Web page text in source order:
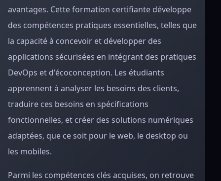
avantages. Cette formation certifiante développe
des compétences pratiques essentielles, telles que
la capacité à concevoir et développer des
applications sécurisées en intégrant des pratiques
DevOps et d'écoconception. Les étudiants
apprennent à analyser les besoins des clients,
traduire ces besoins en spécifications
fonctionnelles, et créer des solutions numériques
adaptées, que ce soit pour le web, le desktop ou
les mobiles.
Parmi les compétences clés acquises, on retrouve